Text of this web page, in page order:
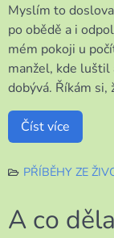
Myslím to
po obědě a i
mém pokoji u
manžel, kde luštil
dobývá. Říkám
Číst více
PŘÍBĚHY ZE
A co